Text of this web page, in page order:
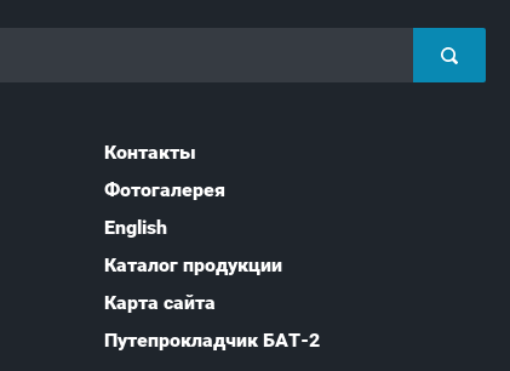
Контакты
Фотогалерея
English
Каталог продукции
Карта сайта
Путепрокладчик БАТ-2